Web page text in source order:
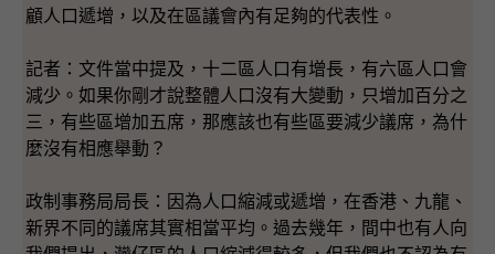
顧人口遞增，以及在區議會內有足夠的代表性。
記者：文件當中提及，十二區人口有增長，有六區人口會
減少。如果你剛才說整體人口沒有大變動，只增加百分之
三，有些區增加五席，那應該也有些區要減少議席，為什
麼沒有相應舉動？
政制事務局局長：因為人口縮減或遞增，在香港、九龍、
新界不同的議席其實相當平均。過去幾年，間中也有人向